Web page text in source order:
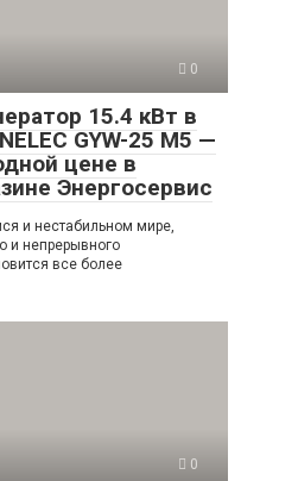
0
15.4 кВт в
GYW-25 M5 —
цене в
Энергосервис
и нестабильном мире,
и непрерывного
все более
0